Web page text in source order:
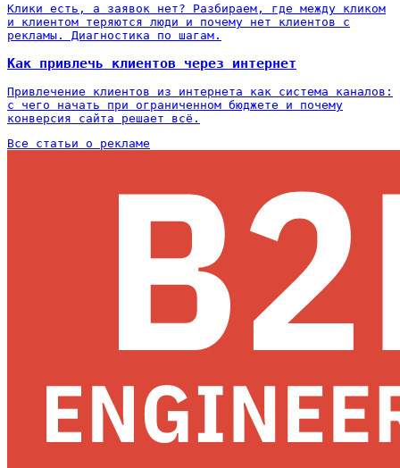
Клики есть, а заявок нет? Разбираем, где между кликом
и клиентом теряются люди и почему нет клиентов с
рекламы. Диагностика по шагам.
Как привлечь клиентов через интернет
Привлечение клиентов из интернета как система каналов:
с чего начать при ограниченном бюджете и почему
конверсия сайта решает всё.
Все статьи о рекламе